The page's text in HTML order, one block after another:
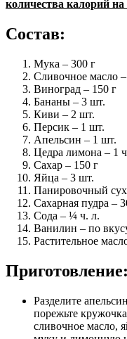
Состав:
Мука – 300 г
Сливочное масло
Виноград – 150 г
Бананы – 3 шт.
Киви – 2 шт.
Персик – 1 шт.
Апельсин – 1 шт.
Цедра лимона – 1
Сахар – 150 г
Яйца – 3 шт.
Панировочный
Сахарная пудра –
Сода – ¼ ч. л.
Ванилин – по
Растительное
Приготовление:
Разделите
порежьте
сливочное масло,